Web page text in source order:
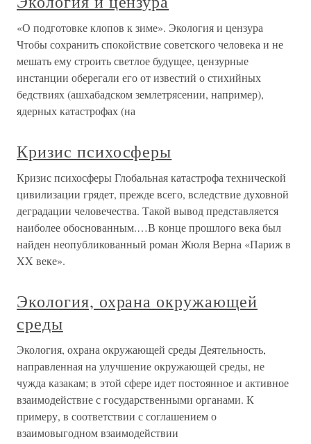
«О подготовке клопов к зиме». Экология и цензура
Чтобы сохранить спокойствие советского человека и не
мешать ему строить светлое будущее, цензурные
инстанции оберегали его от известий о стихийных
бедствиях (ашхабадском землетрясении, например),
ядерных катастрофах (на
Кризис психосферы
Кризис психосферы Глобальная катастрофа технической
цивилизации грядет, прежде всего, вследствие духовной
деградации человечества. Такой вывод представляется
наиболее обоснованным.…В конце прошлого века был
найден неопубликованный роман Жюля Верна «Париж в
XX веке».
Экология, охрана окружающей
среды
Экология, охрана окружающей среды Деятельность,
направленная на улучшение окружающей среды, не
чужда казакам; в этой сфере идет постоянное и активное
взаимодействие с государственными органами. К
примеру, в соответствии с соглашением о
взаимовыгодном взаимодействии